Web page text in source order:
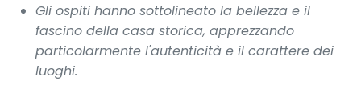
Gli ospiti hanno sottolineato la bellezza e il
fascino della casa storica, apprezzando
particolarmente l'autenticità e il carattere dei
luoghi.